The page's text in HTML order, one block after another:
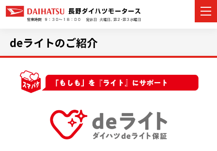
カーラインナップ
店舗情報
deライトのご紹介